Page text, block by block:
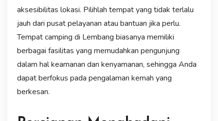
aksesibilitas lokasi. Pilihlah tempat yang tidak terlalu
jauh dari pusat pelayanan atau bantuan jika perlu.
Tempat camping di Lembang biasanya memiliki
berbagai fasilitas yang memudahkan pengunjung
dalam hal keamanan dan kenyamanan, sehingga Anda
dapat berfokus pada pengalaman kemah yang
berkesan.